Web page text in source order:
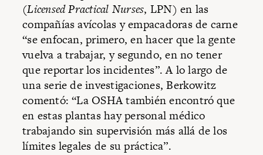
(Licensed Practical Nurses, LPN) en las
compañías avícolas y empacadoras de carne
“se enfocan, primero, en hacer que la gente
vuelva a trabajar, y segundo, en no tener
que reportar los incidentes”. A lo largo de
una serie de investigaciones, Berkowitz
comentó: “La OSHA también encontró que
en estas plantas hay personal médico
trabajando sin supervisión más allá de los
límites legales de su práctica”.